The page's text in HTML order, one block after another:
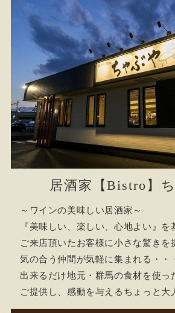
居酒家【Bistro】
～ワインの美味しい居酒家～
『美味しい、楽しい、心地よい』を
ご来店頂いたお客様に小さな驚きを
気の合う仲間が気軽に集まれる・・
出来るだけ地元・群馬の食材を使っ
ご提供し、感動を与えるちょっと大